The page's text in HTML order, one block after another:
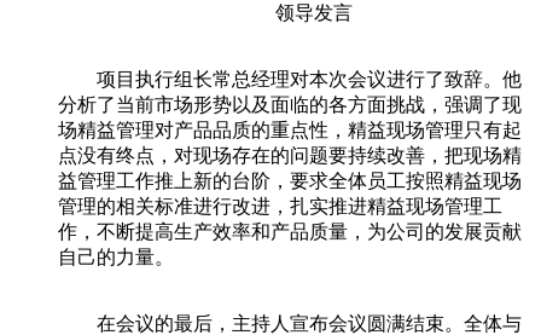
领导发言
项目执行组长常总经理对本次会议进行了致辞。他
分析了当前市场形势以及面临的各方面挑战，强调了现
场精益管理对产品品质的重点性，精益现场管理只有起
点没有终点，对现场存在的问题要持续改善，把现场精
益管理工作推上新的台阶，要求全体员工按照精益现场
管理的相关标准进行改进，扎实推进精益现场管理工
作，不断提高生产效率和产品质量，为公司的发展贡献
自己的力量。
在会议的最后，主持人宣布会议圆满结束。全体与